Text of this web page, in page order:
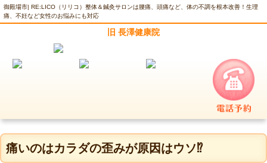
御殿場市| RE:LICO（リリコ）整体＆鍼灸サロンは腰痛、頭痛など、体の不調を根本改善！生理
痛、不妊など女性のお悩みにも対応
旧 長澤健康院
痛いのはカラダの歪みが原因はウソ⁉︎